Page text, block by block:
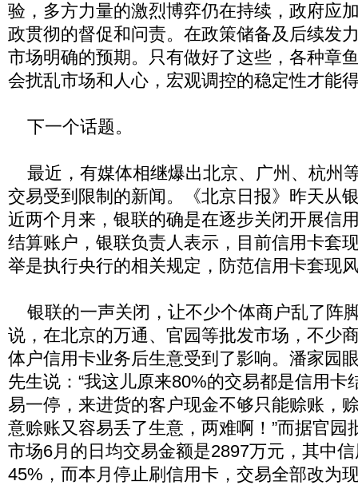
验，多方力量的激烈博弈仍在持续，政府应
政贯彻的督促和问责。在政策储备及后续发
市场明确的预期。只有做好了这些，各种章
会扰乱市场和人心，宏观调控的稳定性才能
下一个话题。
最近，有媒体相继爆出北京、广州、杭州
交易受到限制的新闻。《北京日报》昨天从
近两个月来，银联的确是在逐步关闭开展信
结算账户，银联负责人表示，目前信用卡套
举是执行央行的相关规定，防范信用卡套现
银联的一声关闭，让不少个体商户乱了阵
说，在北京的万通、官园等批发市场，不少
体户信用卡业务后生意受到了影响。潘家园
先生说：“我这儿原来80%的交易都是信用卡
易一停，来进货的客户现金不够只能赊账，
意赊账又容易丢了生意，两难啊！”而据官园
市场6月的日均交易金额是2897万元，其中
45%，而本月停止刷信用卡，交易全部改为